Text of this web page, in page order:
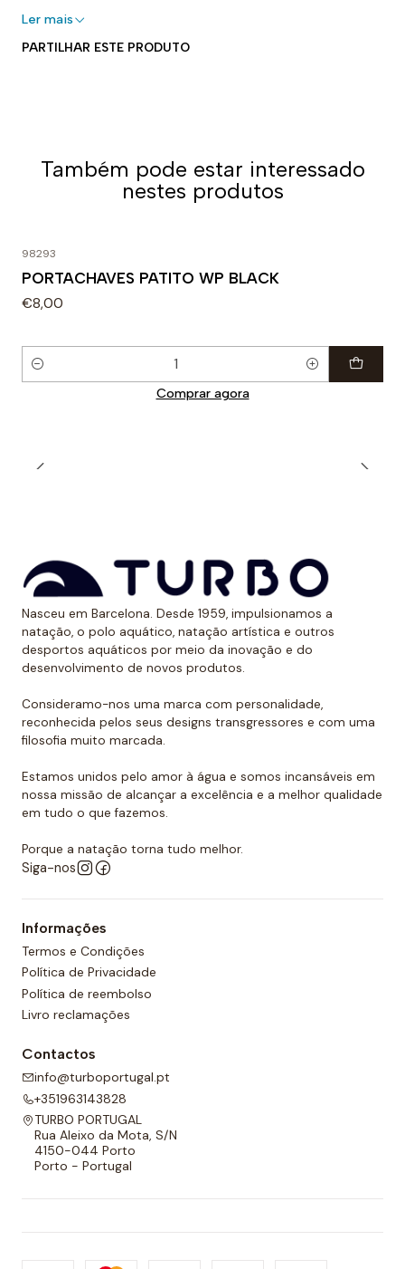
Ler mais
PARTILHAR ESTE PRODUTO
Também pode estar interessado
nestes produtos
98293
PORTACHAVES PATITO WP BLACK
€8,00
Quantidade
Comprar agora
Nasceu em Barcelona. Desde 1959, impulsionamos a
natação, o polo aquático, natação artística e outros
desportos aquáticos por meio da inovação e do
desenvolvimento de novos produtos.
Consideramo-nos uma marca com personalidade,
reconhecida pelos seus designs transgressores e com uma
filosofia muito marcada.
Estamos unidos pelo amor à água e somos incansáveis em
nossa missão de alcançar a excelência e a melhor qualidade
em tudo o que fazemos.
Porque a natação torna tudo melhor.
Siga-nos
Informações
Termos e Condições
Política de Privacidade
Política de reembolso
Livro reclamações
Contactos
info@turboportugal.pt
+351963143828
TURBO PORTUGAL
Rua Aleixo da Mota, S/N
4150-044 Porto
Porto - Portugal